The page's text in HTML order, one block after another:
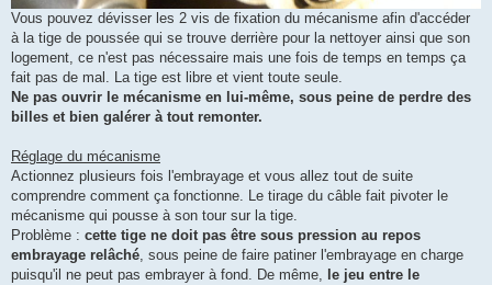
Vous pouvez dévisser les 2 vis de fixation du mécanisme afin d'accéder
à la tige de poussée qui se trouve derrière pour la nettoyer ainsi que son
logement, ce n'est pas nécessaire mais une fois de temps en temps ça
fait pas de mal. La tige est libre et vient toute seule.
Ne pas ouvrir le mécanisme en lui-même, sous peine de perdre des
billes et bien galérer à tout remonter.
Réglage du mécanisme
Actionnez plusieurs fois l'embrayage et vous allez tout de suite
comprendre comment ça fonctionne. Le tirage du câble fait pivoter le
mécanisme qui pousse à son tour sur la tige.
Problème : cette tige ne doit pas être sous pression au repos
embrayage relâché, sous peine de faire patiner l'embrayage en charge
puisqu'il ne peut pas embrayer à fond. De même, le jeu entre le